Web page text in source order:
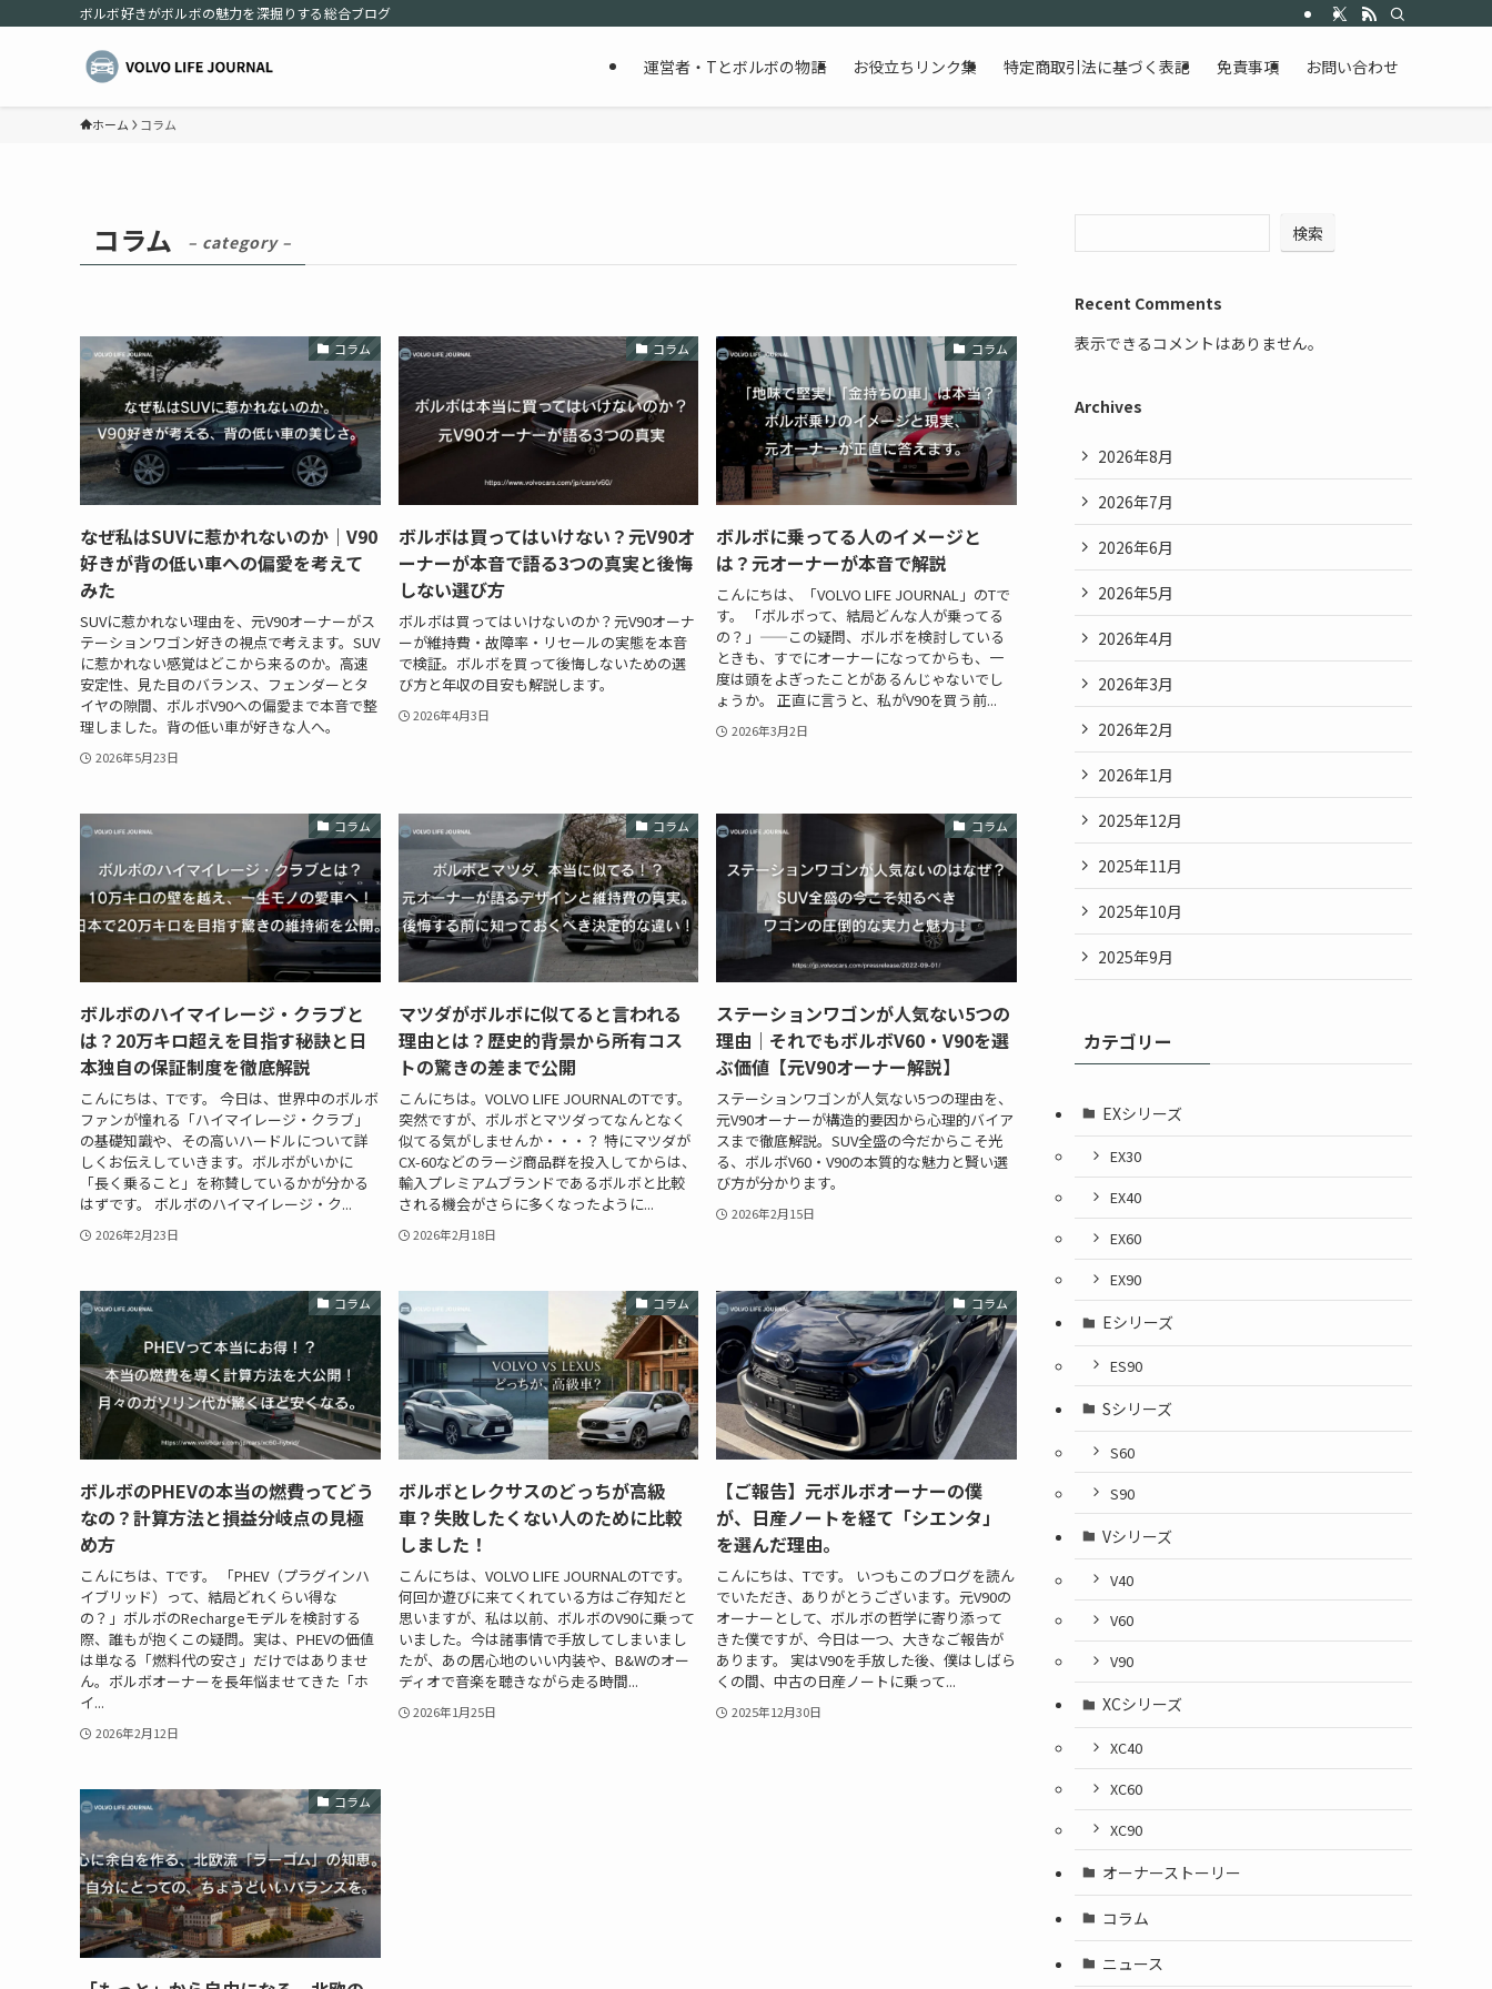
ボルボ好きがボルボの魅力を深掘りする総合ブログ
運営者・Tとボルボの物語 お役立ちリンク集 特定商取引法に基づく表記 免責事項 お問い合わせ
ホーム コラム
コラム – category –
コラム
なぜ私はSUVに惹かれないのか｜V90
好きが背の低い車への偏愛を考えて
みた
SUVに惹かれない理由を、元V90オーナーがス
テーションワゴン好きの視点で考えます。SUV
に惹かれない感覚はどこから来るのか。高速
安定性、見た目のバランス、フェンダーとタ
イヤの隙間、ボルボV90への偏愛まで本音で整
理しました。背の低い車が好きな人へ。
2026年5月23日
コラム
ボルボは買ってはいけない？元V90オ
ーナーが本音で語る3つの真実と後悔
しない選び方
ボルボは買ってはいけないのか？元V90オーナ
ーが維持費・故障率・リセールの実態を本音
で検証。ボルボを買って後悔しないための選
び方と年収の目安も解説します。
2026年4月3日
コラム
ボルボに乗ってる人のイメージと
は？元オーナーが本音で解説
こんにちは、「VOLVO LIFE JOURNAL」のTで
す。 「ボルボって、結局どんな人が乗ってる
の？」——この疑問、ボルボを検討している
ときも、すでにオーナーになってからも、一
度は頭をよぎったことがあるんじゃないでし
ょうか。 正直に言うと、私がV90を買う前...
2026年3月2日
コラム
ボルボのハイマイレージ・クラブと
は？20万キロ超えを目指す秘訣と日
本独自の保証制度を徹底解説
こんにちは、Tです。 今日は、世界中のボルボ
ファンが憧れる「ハイマイレージ・クラブ」
の基礎知識や、その高いハードルについて詳
しくお伝えしていきます。ボルボがいかに
「長く乗ること」を称賛しているかが分かる
はずです。 ボルボのハイマイレージ・ク...
2026年2月23日
コラム
マツダがボルボに似てると言われる
理由とは？歴史的背景から所有コス
トの驚きの差まで公開
こんにちは。VOLVO LIFE JOURNALのTです。
突然ですが、ボルボとマツダってなんとなく
似てる気がしませんか・・・？ 特にマツダが
CX-60などのラージ商品群を投入してからは、
輸入プレミアムブランドであるボルボと比較
される機会がさらに多くなったように...
2026年2月18日
コラム
ステーションワゴンが人気ない5つの
理由｜それでもボルボV60・V90を選
ぶ価値【元V90オーナー解説】
ステーションワゴンが人気ない5つの理由を、
元V90オーナーが構造的要因から心理的バイア
スまで徹底解説。SUV全盛の今だからこそ光
る、ボルボV60・V90の本質的な魅力と賢い選
び方が分かります。
2026年2月15日
コラム
ボルボのPHEVの本当の燃費ってどう
なの？計算方法と損益分岐点の見極
め方
こんにちは、Tです。 「PHEV（プラグインハ
イブリッド）って、結局どれくらい得な
の？」ボルボのRechargeモデルを検討する
際、誰もが抱くこの疑問。実は、PHEVの価値
は単なる「燃料代の安さ」だけではありませ
ん。ボルボオーナーを長年悩ませてきた「ホ
イ...
2026年2月12日
コラム
ボルボとレクサスのどっちが高級
車？失敗したくない人のために比較
しました！
こんにちは、VOLVO LIFE JOURNALのTです。
何回か遊びに来てくれている方はご存知だと
思いますが、私は以前、ボルボのV90に乗って
いました。今は諸事情で手放してしまいまし
たが、あの居心地のいい内装や、B&Wのオー
ディオで音楽を聴きながら走る時間...
2026年1月25日
コラム
【ご報告】元ボルボオーナーの僕
が、日産ノートを経て「シエンタ」
を選んだ理由。
こんにちは、Tです。 いつもこのブログを読ん
でいただき、ありがとうございます。元V90の
オーナーとして、ボルボの哲学に寄り添って
きた僕ですが、今日は一つ、大きなご報告が
あります。 実はV90を手放した後、僕はしばら
くの間、中古の日産ノートに乗って...
2025年12月30日
コラム
検索
Recent Comments
表示できるコメントはありません。
Archives
2026年8月
2026年7月
2026年6月
2026年5月
2026年4月
2026年3月
2026年2月
2026年1月
2025年12月
2025年11月
2025年10月
2025年9月
カテゴリー
EXシリーズ
EX30
EX40
EX60
EX90
Eシリーズ
ES90
Sシリーズ
S60
S90
Vシリーズ
V40
V60
V90
XCシリーズ
XC40
XC60
XC90
オーナーストーリー
コラム
ニュース